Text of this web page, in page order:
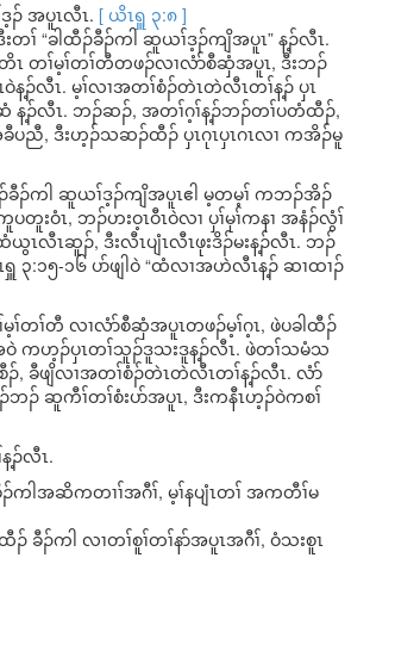
အပူၤလီၤ. [ ယိၤရှူ ၃:၈ ]
“ခါထီၣ်ခီၣ်ကါ ဆူယၢ်ဒ့ၣ်ကျိအပူၤ” န့ၣ်လီၤ.
တိၤ တၢ်မ့ၢ်တၢ်တီတဖၣ်လၢလံာ်စီဆှံအပူၤ, ဒီးဘၣ်
ၣ်လီၤ. မ့ၢ်လၢအတၢ်စံၣ်တဲၤတဲလီၤတၢ်န့ၣ် ပှၤ
ၣ်လီၤ. ဘၣ်ဆၣ်, အတၢ်ဂ့ၢ်န့ၣ်ဘၣ်တၢ်ပတံထီၣ်,
ပညီ, ဒီးဟ့ၣ်သဆၣ်ထီၣ် ပှၤဂုၤပှၤဂၤလၢ ကအိၣ်မူ
ၣ်ကါ ဆူယၢ်ဒ့ၣ်ကျိအပူၤဧါ မ့တမ့ၢ် ကဘၣ်အိၣ်
းဝံၤ, ဘၣ်ဟးဝ့ၤဝီၤဝဲလၢ ပှၢ်မုၢ်ကနၢ အနံၣ်လွံၢ်
လီၤဆူၣ်, ဒီးလီၤပျံၤလီၤဖုးဒိၣ်မးန့ၣ်လီၤ. ဘၣ်
:၁၅-၁၆ ပာ်ဖျါဝဲ “ထံလၢအဟဲလီၤန့ၣ် ဆၢထၢၣ်
ၢ်တၢ်တီ လၢလံာ်စီဆှံအပူၤတဖၣ်မ့ၢ်ဂ့ၤ, ဖဲပခါထီၣ်
ကဟ့ၣ်ပှၤတၢ်သူၣ်ဒူသးဒူန့ၣ်လီၤ. ဖဲတၢ်သမံသ
, ခီဖျိလၢအတၢ်စံၣ်တဲၤတဲလီၤတၢ်န့ၣ်လီၤ. လံာ်
ၣ်ဘၣ် ဆူကီၢ်တၢ်စံးပာ်အပူၤ, ဒီးကနီၤဟ့ၣ်ဝဲကစၢ်
ၣ်လီၤ.
ကါအဆိကတၢၢ်အဂီၢ်, မ့ၢ်နပျံၤတၢ် အကတီၢ်မ
ၣ်ကါ လၢတၢ်စူၢ်တၢ်နာ်အပူၤအဂီၢ်, ဝံသးစူၤ